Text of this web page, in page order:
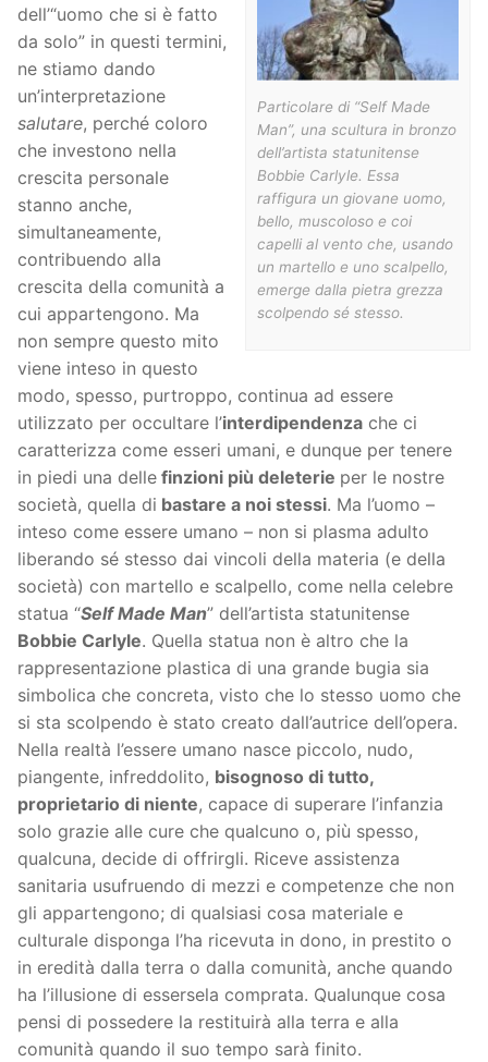
Particolare di “Self Made
Man”, una scultura in bronzo
dell’artista statunitense
Bobbie Carlyle. Essa
raffigura un giovane uomo,
bello, muscoloso e coi
capelli al vento che, usando
un martello e uno scalpello,
emerge dalla pietra grezza
scolpendo sé stesso.
dell’“uomo che si è fatto
da solo” in questi termini,
ne stiamo dando
un’interpretazione
salutare, perché coloro
che investono nella
crescita personale
stanno anche,
simultaneamente,
contribuendo alla
crescita della comunità a
cui appartengono. Ma
non sempre questo mito
viene inteso in questo
modo, spesso, purtroppo, continua ad essere
utilizzato per occultare l’interdipendenza che ci
caratterizza come esseri umani, e dunque per tenere
in piedi una delle finzioni più deleterie per le nostre
società, quella di bastare a noi stessi. Ma l’uomo –
inteso come essere umano – non si plasma adulto
liberando sé stesso dai vincoli della materia (e della
società) con martello e scalpello, come nella celebre
statua “Self Made Man” dell’artista statunitense
Bobbie Carlyle. Quella statua non è altro che la
rappresentazione plastica di una grande bugia sia
simbolica che concreta, visto che lo stesso uomo che
si sta scolpendo è stato creato dall’autrice dell’opera.
Nella realtà l’essere umano nasce piccolo, nudo,
piangente, infreddolito, bisognoso di tutto,
proprietario di niente, capace di superare l’infanzia
solo grazie alle cure che qualcuno o, più spesso,
qualcuna, decide di offrirgli. Riceve assistenza
sanitaria usufruendo di mezzi e competenze che non
gli appartengono; di qualsiasi cosa materiale e
culturale disponga l’ha ricevuta in dono, in prestito o
in eredità dalla terra o dalla comunità, anche quando
ha l’illusione di essersela comprata. Qualunque cosa
pensi di possedere la restituirà alla terra e alla
comunità quando il suo tempo sarà finito.